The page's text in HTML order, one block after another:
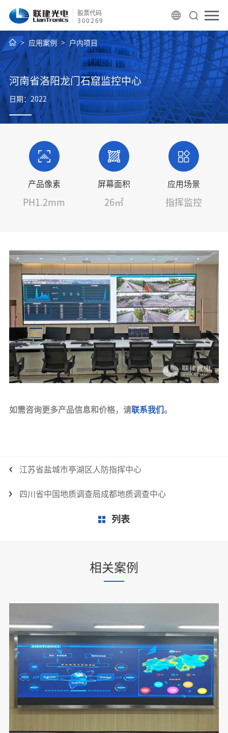
股票代码
300269
应用案例 户内项目
河南省洛阳龙门石窟监控中心
日期：2022
产品像素
PH1.2mm
屏幕面积
26㎡
应用场景
指挥监控
如需咨询更多产品信息和价格，请联系我们 。
江苏省盐城市亭湖区人防指挥中心
四川省中国地质调查局成都地质调查中心
列表
相关案例